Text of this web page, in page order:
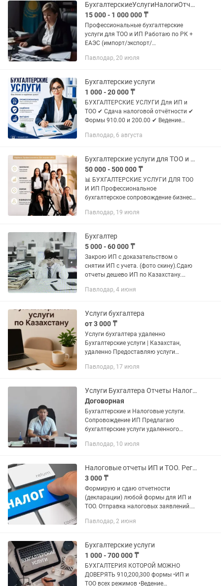
БухгалтерскиеУслугиНалогиОтчетыИмпортЕАЭСГрузоПеревозкиУдалено
15 000 - 1 000 000 ₸
Профессиональные бухгалтерские
услуги для ТОО и ИП Работаю по РК +
ЕАЭС (импорт/экспорт/
бухгалтерское сопровождение «под
режимах...
Павлодар, 20 июля
Бухгалтерские услуги
1 000 - 20 000 ₸
БУХГАЛТЕРСКИЕ УСЛУГИ Для ИП и
ТОО ✔ Сдача налоговой отчётности ✔
Формы 910.00 и 200.00 ✔ Ведение
Восстановление бухгалтерского учёта
бухгалтерии ✔...
Павлодар, 6 августа
Бухгалтерские услуги для ТОО и ИП Налоги / Отчетность / НДС
50 000 - 500 000 ₸
📊 БУХГАЛТЕРСКИЕ УСЛУГИ ДЛЯ ТОО
И ИП Профессиональное
бухгалтерское сопровождение бизнеса
бухгалтерского и налогового учета ✔
отчетности ✔...
Павлодар, 19 июля
Бухгалтер
5 000 - 60 000 ₸
Закрою ИП с доказательством о
снятии ИП с учета. (фото скину).Сдаю
отчеты дешево ИП по Казахстану.
разных ситуациях. Закрытие ИП от
Павлодар, 4 июня
Услуги бухгалтера
от 3 000 ₸
Услуги бухгалтера удаленно
Бухгалтерские услуги | Казахстан,
удаленно Предоставляю услуги
лиц: — ведение бухгалтерского и
—...
Павлодар, 17 июля
Услуги Бухгалтера Отчеты Налоговые Стат соправождение ИП
Договорная
Бухгалтерские и Налоговые услуги.
Сопровождение ИП Предлагаю
бухгалтерские услуги удаленного
полное сопровождение •Сдача
Павлодар, 10 июля
Налоговые отчеты ИП и ТОО. Регистрация, изменение данных, регистрация кассы
3 000 ₸
Формирую и сдаю отчетности
(декларации) любой формы для ИП и
ТОО. Отправка налоговых заявлений.
Регистрация сотрудников
Павлодар, 2 июня
Бухгалтерские услуги
1 000 - 700 000 ₸
БУХГАЛТЕРИЯ КОТОРОЙ МОЖНО
ДОВЕРЯТЬ 910,200,300 формы •ИП и
ТОО всех режимов •Ведение